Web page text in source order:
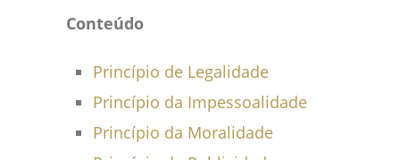
Conteúdo
Princípio de Legalidade
Princípio da Impessoalidade
Princípio da Moralidade